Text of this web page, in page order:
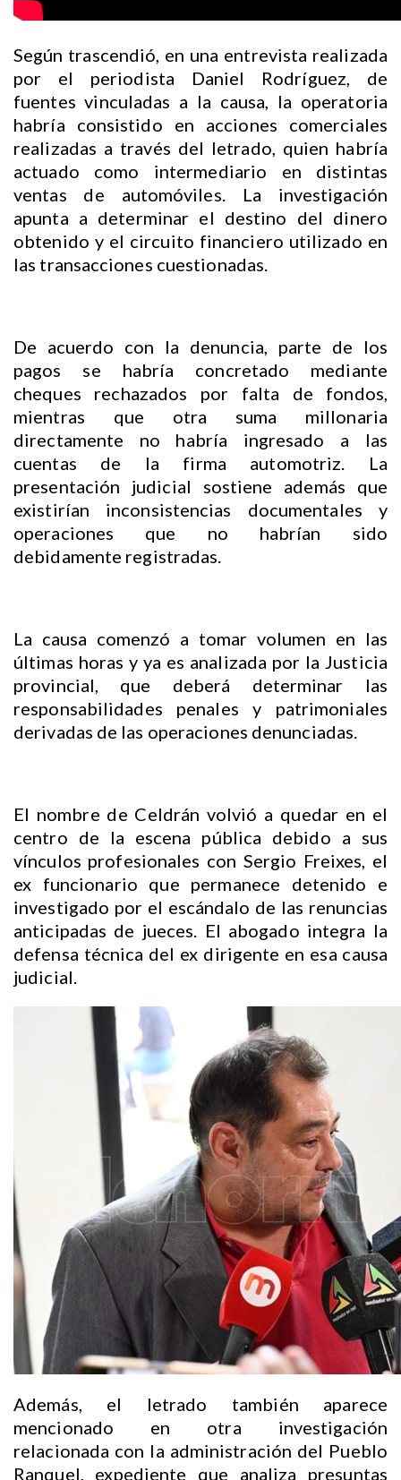
Según trascendió, en una entrevista realizada
por el periodista Daniel Rodríguez, de
fuentes vinculadas a la causa, la operatoria
habría consistido en acciones comerciales
realizadas a través del letrado, quien habría
actuado como intermediario en distintas
ventas de automóviles. La investigación
apunta a determinar el destino del dinero
obtenido y el circuito financiero utilizado en
las transacciones cuestionadas.
De acuerdo con la denuncia, parte de los
pagos se habría concretado mediante
cheques rechazados por falta de fondos,
mientras que otra suma millonaria
directamente no habría ingresado a las
cuentas de la firma automotriz. La
presentación judicial sostiene además que
existirían inconsistencias documentales y
operaciones que no habrían sido
debidamente registradas.
La causa comenzó a tomar volumen en las
últimas horas y ya es analizada por la Justicia
provincial, que deberá determinar las
responsabilidades penales y patrimoniales
derivadas de las operaciones denunciadas.
El nombre de Celdrán volvió a quedar en el
centro de la escena pública debido a sus
vínculos profesionales con Sergio Freixes, el
ex funcionario que permanece detenido e
investigado por el escándalo de las renuncias
anticipadas de jueces. El abogado integra la
defensa técnica del ex dirigente en esa causa
judicial.
Además, el letrado también aparece
mencionado en otra investigación
relacionada con la administración del Pueblo
Ranquel, expediente que analiza presuntas